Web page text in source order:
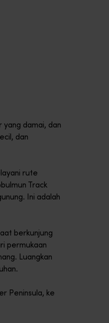
damai, dan
dan
rute
Track
Ini adalah
berkunjung
permukaan
Luangkan
Peninsula, ke